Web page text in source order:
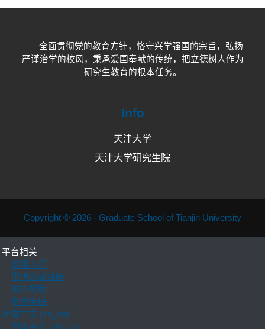
全面贯彻党的教育方针，恪守兴学强国的宗旨，弘扬
严谨治学的校风，秉承爱国奉献的传统，把立德树人作为
研究生教育的根本任务。
Info
天津大学
天津大学研究生院
Copyright © 2026 - Graduate School of Tianjin University
平台相关
使用入门
申请创建课程
支持帮助
教师手册
简体中文 ‎(zh_cn)‎
简体中文 ‎(zh_cn)‎